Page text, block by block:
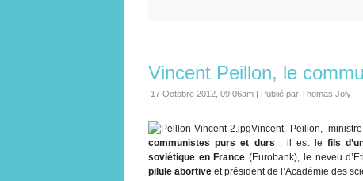
Vincent Peillon, le
17 Octobre 2012, 09:06am | Publié par Thomas Joly
Vincent Peillon,
communistes purs et durs : il est le fils
soviétique en France (Eurobank), le neveu
pilule abortive et président de l’Académie des